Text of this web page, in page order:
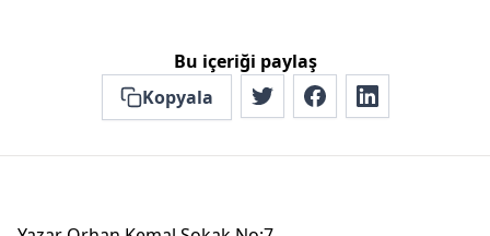
Bu içeriği paylaş
Kopyala